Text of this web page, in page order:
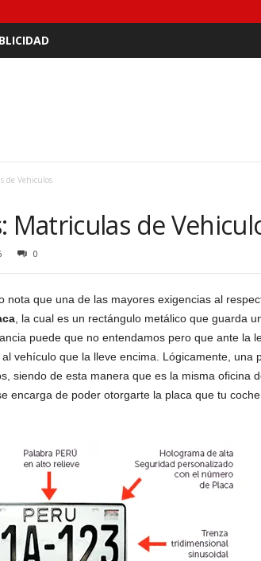
de Vehiculos
Matriculas de
0
nota que una de las mayores exigencias al
, la cual es un rectángulo metálico que guarda
puede que no entendamos pero que ante la
vehículo que la lleve encima. Lógicamente, una
siendo de esta manera que es la misma oficina
encarga de poder otorgarte la placa que tu